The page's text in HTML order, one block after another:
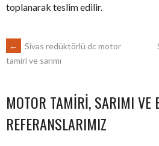
toplanarak teslim edilir.
POST
NAVIGATION
←
Sivas redüktörlü dc motor
tamiri ve sarımı
MOTOR TAMIRI, SARIMI VE
REFERANSLARIMIZ